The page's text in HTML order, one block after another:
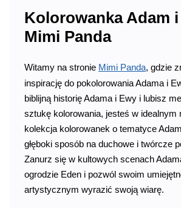
Kolorowanka Adam i
Mimi Panda
Witamy na stronie Mimi Panda, gdzie
inspirację do pokolorowania Adama i
biblijną historię Adama i Ewy i lubisz
sztukę kolorowania, jesteś w idealnym
kolekcja kolorowanek o tematyce
głęboki sposób na duchowe i twórcze
Zanurz się w kultowych scenach
ogrodzie Eden i pozwól swoim
artystycznym wyrazić swoją wiarę.